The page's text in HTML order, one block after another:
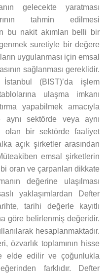
gelecekte yaratması
tahmin edilmesi
bu nakit akımları belli bir
suretiyle bir değere
uygulanması için emsal
sağlanması gereklidir.
(BIST)’da işlem
ulaşma imkanı
yapabilmek amacıyla
sektörde veya aynı
olan bir sektörde faaliyet
açık şirketler arasından
emsal şirketlerin
oran ve çarpanları dikkate
değerine ulaşılması
yaklaşımlardan Defter
tarihi değerle kayıtlı
göre belirlenmiş değeridir.
hesaplanmaktadır.
özvarlık toplamının hisse
elde edilir ve çoğunlukla
farklıdır. Defter